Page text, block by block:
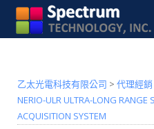
乙太光電科技有限公司 > 代理經銷
NERIO-ULR ULTRA-LONG RANGE
ACQUISITION SYSTEM